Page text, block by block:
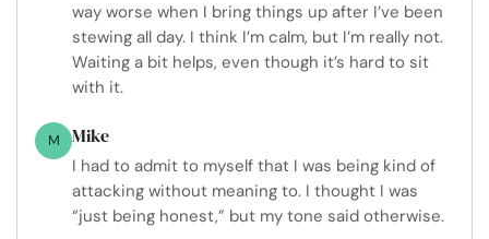
way worse when I bring things up after I’ve been
stewing all day. I think I’m calm, but I’m really not.
Waiting a bit helps, even though it’s hard to sit
with it.
M Mike
I had to admit to myself that I was being kind of
attacking without meaning to. I thought I was
“just being honest,” but my tone said otherwise.